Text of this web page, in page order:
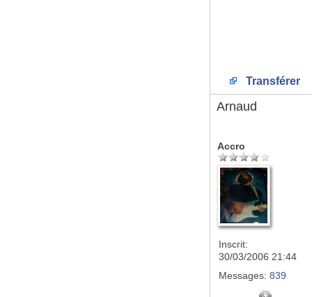
Transférer
Arnaud
Accro
Inscrit:
30/03/2006 21:44
Messages: 839